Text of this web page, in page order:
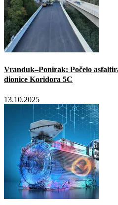
Vranduk–Ponirak: Počelo
dionice Koridora 5C
13.10.2025